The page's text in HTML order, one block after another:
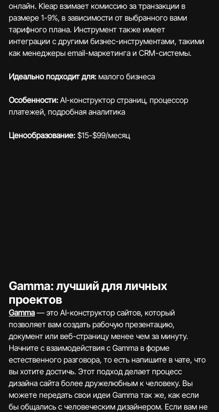
онлайн. Kleap взимает комиссию за транзакции в
размере 1-9%, в зависимости от выбранного вами
тарифного плана. Инструмент также имеет
интеграции с другими бизнес-инструментами, такими
как менеджеры email-маркетинга и CRM-системы.
Идеально подходит для: малого бизнеса
Особенности: AI-конструктор страниц, процессор
платежей, подробная аналитика
Ценообразование: $15-$99/месяц
Gamma: лучший для личных
проектов
Gamma — это AI-конструктор сайтов, который
позволяет вам создать рабочую презентацию,
документ или веб-страницу менее чем за минуту.
Начните с взаимодействия с Gamma в форме
естественного разговора, то есть напишите в чате, что
вы хотите достичь. Этот подход делает процесс
дизайна сайта более дружелюбным к человеку. Вы
можете передать свои идеи Gamma так же, как если
бы общались с человеческим дизайнером. Если вам не